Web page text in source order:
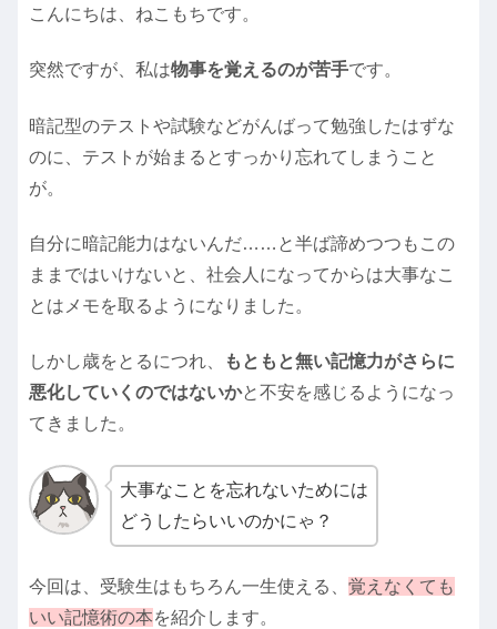
こんにちは、ねこもちです。
突然ですが、私は物事を覚えるのが苦手です。
暗記型のテストや試験などがんばって勉強したはずな
のに、テストが始まるとすっかり忘れてしまうこと
が。
自分に暗記能力はないんだ……と半ば諦めつつもこの
ままではいけないと、社会人になってからは大事なこ
とはメモを取るようになりました。
しかし歳をとるにつれ、
もともと無い記憶力がさらに
悪化していくのではないかと不安を感じるようになっ
てきました。
大事なことを忘れないためには
どうしたらいいのかにゃ？
今回は、受験生はもちろん一生使える、 覚えなくても
いい記憶術の本を紹介します。